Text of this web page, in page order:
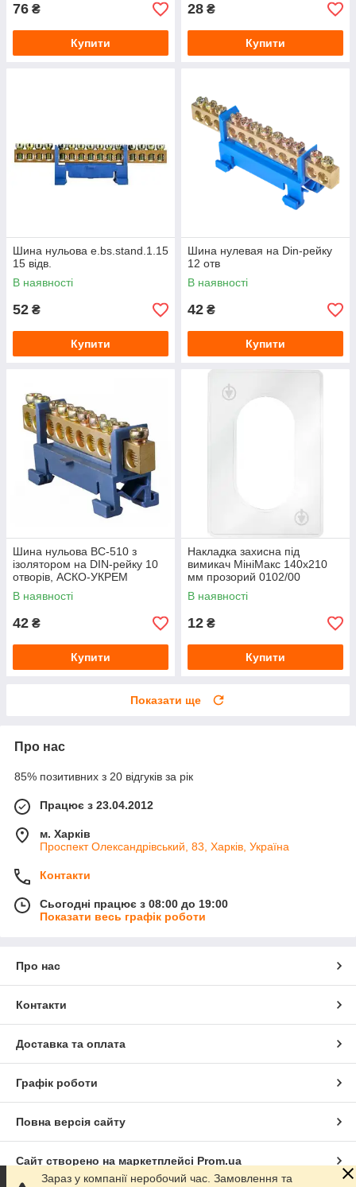
76 ₴
Купити
28 ₴
Купити
Шина нульова e.bs.stand.1.15
15 відв.
В наявності
52 ₴
Купити
Шина нулевая на Din-рейку
12 отв
В наявності
42 ₴
Купити
Шина нульова BC-510 з
ізолятором на DIN-рейку 10
отворів, АСКО-УКРЕМ
В наявності
42 ₴
Купити
Накладка захисна під
вимикач МініМакс 140х210
мм прозорий 0102/00
В наявності
12 ₴
Купити
Показати ще
Про нас
85% позитивних з 20 відгуків за рік
Працює з 23.04.2012
м. Харків
Проспект Олександрівський, 83, Харків, Україна
Контакти
Сьогодні працює з 08:00 до 19:00
Показати весь графік роботи
Про нас
Контакти
Доставка та оплата
Графік роботи
Повна версія сайту
Сайт створено на маркетплейсі Prom.ua
Зараз у компанії неробочий час. Замовлення та